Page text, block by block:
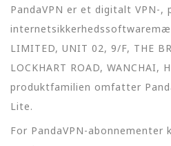
PandaVPN er et digitalt VPN-,
LIMITED, UNIT 02, 9/F, THE
LOCKHART ROAD, WANCHAI,
produktfamilien omfatter
Lite.
For PandaVPN-abonnementer